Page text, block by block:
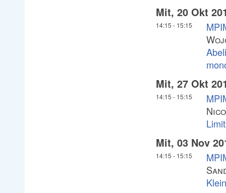
Mit, 20 Okt
14:15 - 15:15
Mit, 27 Okt
14:15 - 15:15
Mit, 03 Nov
14:15 - 15:15